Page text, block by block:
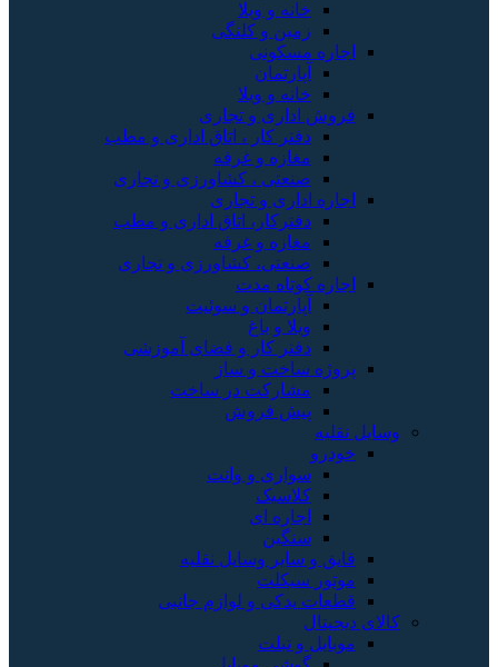
خانه و ویلا
زمین و کلنگی
اجاره مسکونی
آپارتمان
خانه و ویلا
فروش اداری و تجاری
دفتر کار ، اتاق اداری و مطب
مغازه و غرفه
صنعتی ، کشاورزی و تجاری
اجاره اداری و تجاری
دفترکار، اتاق اداری و مطب
مغازه و غرفه
صنعتی، کشاورزی و تجاری
اجاره کوتاه مدت
آپارتمان و سوئیت
ویلا و باغ
دفتر کار و فضای آموزشی
پروژه ساخت و ساز
مشارکت در ساخت
پیش فروش
وسایل نقلیه
خودرو
سواری و وانت
کلاسیک
اجاره ای
سنگین
قایق و سایر وسایل نقلیه
موتور سیکلت
قطعات یدکی و لوازم جانبی
کالای دیجیتال
موبایل و تبلت